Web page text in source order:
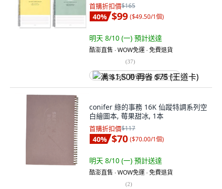
首購折扣價$165
40% $99 ($49.50/1個)
明天 8/10 (一) 預計送達
酷澎直售 ∙ WOW免運 ∙ 免費退貨
(37)
满 $1,500 再省 $75 (王道卡)
conifer 綠的事務 16K 仙蹤特調系列空
白繪圖本, 莓果甜冰, 1本
首購折扣價$117
40% $70 ($70.00/1個)
明天 8/10 (一) 預計送達
酷澎直售 ∙ WOW免運 ∙ 免費退貨
(2)